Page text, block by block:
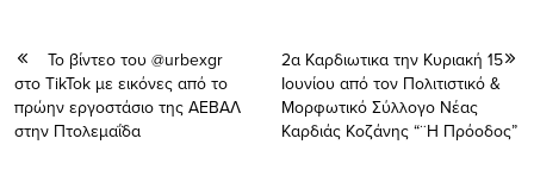
Το βίντεο του @urbexgr
στο TikTok με εικόνες από το
πρώην εργοστάσιο της ΑΕΒΑΛ
στην Πτολεμαΐδα
2α Καρδιωτικα την Κυριακή 15
Ιουνίου από τον Πολιτιστικό &
Μορφωτικό Σύλλογο Νέας
Καρδιάς Κοζάνης “¨Η Πρόοδος”